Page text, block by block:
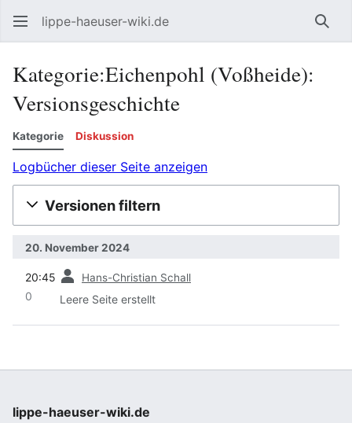
lippe-haeuser-wiki.de
Kategorie:Eichenpohl (Voßheide):
Versionsgeschichte
Kategorie Diskussion
Logbücher dieser Seite anzeigen
Versionen filtern
20. November 2024
20:45 Hans-Christian Schall
0 Leere Seite erstellt
lippe-haeuser-wiki.de